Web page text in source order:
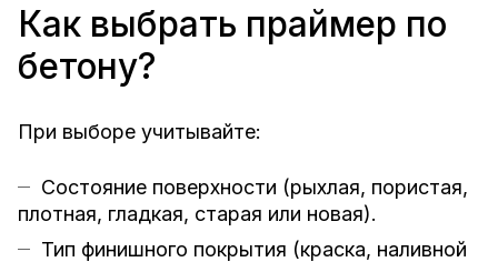
Как выбрать праймер по
бетону?
При выборе учитывайте:
Состояние поверхности (рыхлая, пористая,
плотная, гладкая, старая или новая).
Тип финишного покрытия (краска, наливной